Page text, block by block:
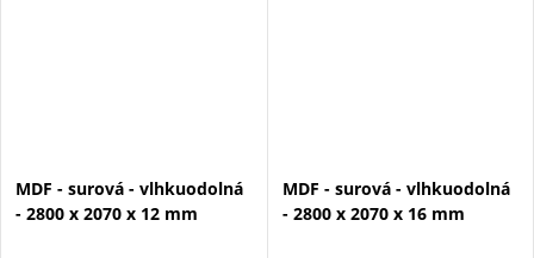
MDF - surová - vlhkuodolná
- 2800 x 2070 x 12 mm
MDF - surová - vlhkuodolná
- 2800 x 2070 x 16 mm